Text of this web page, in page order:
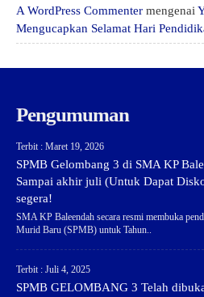
A WordPress Commenter mengenai
Mengucapkan Selamat Hari
Pengumuman
Terbit : Maret 19, 2026
SPMB Gelombang 3 di SMA KP
Sampai akhir juli (Untuk Dapat
segera!
SMA KP Baleendah secara resmi membuka
Murid Baru (SPMB) untuk Tahun..
Terbit : Juli 4, 2025
SPMB GELOMBANG 3 Telah